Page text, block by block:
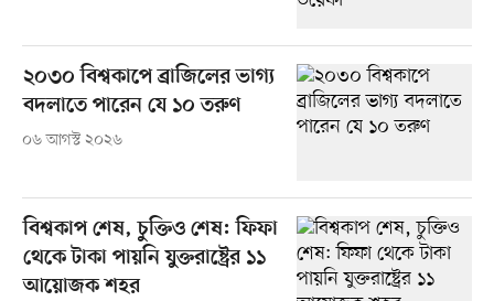
২০৩০ বিশ্বকাপে ব্রাজিলের ভাগ্য
বদলাতে পারেন যে ১০ তরুণ
০৬ আগস্ট ২০২৬
বিশ্বকাপ শেষ, চুক্তিও শেষ: ফিফা
থেকে টাকা পায়নি যুক্তরাষ্ট্রের ১১
আয়োজক শহর